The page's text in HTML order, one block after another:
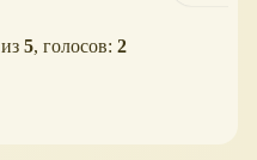
из 5, голосов: 2